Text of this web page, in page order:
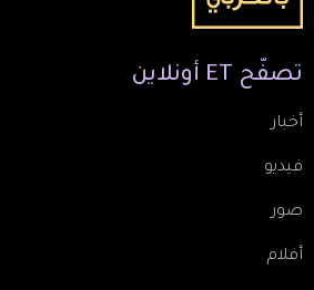
تصفّح ET أونلاين
أخبار
فيديو
صور
أفلام